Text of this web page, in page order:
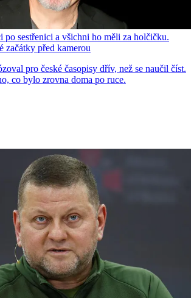
po sestřenici a všichni ho měli za holčičku.
začátky před kamerou
pro české časopisy dřív, než se naučil číst.
co bylo zrovna doma po ruce.